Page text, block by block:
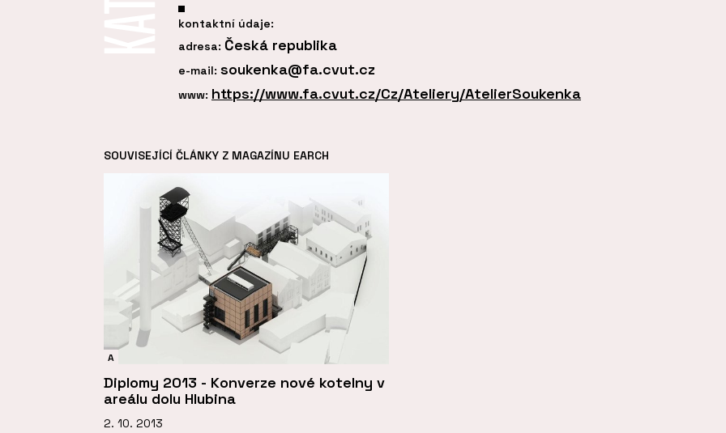
kontaktní údaje:
adresa: Česká republika
e-mail: soukenka@fa.cvut.cz
www: https://www.fa.cvut.cz/Cz/Ateliery/AtelierSoukenka
SOUVISEJÍCÍ ČLÁNKY Z MAGAZÍNU EARCH
A
Diplomy 2013 - Konverze nové kotelny v
areálu dolu Hlubina
2. 10. 2013